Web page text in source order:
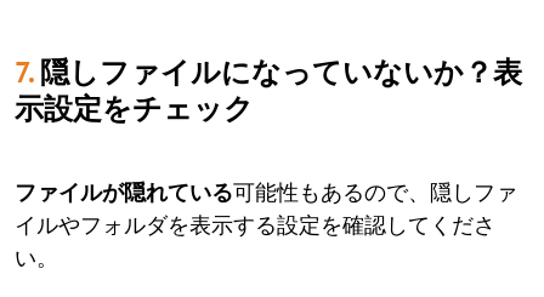
7.隠しファイルになっていないか？表
示設定をチェック
ファイルが隠れている可能性もあるので、隠しファ
イルやフォルダを表示する設定を確認してくださ
い。